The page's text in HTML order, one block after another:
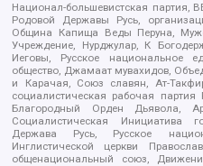
Национал-большевистская партия,
Родовой Державы Русь,
Община Капища Веды Перуна,
Учреждение, Нурджулар, К
Иеговы, Русское национальное
общество, Джамаат мувахидов,
и Карачая, Союз славян, Ат-
социалистическая рабочая
Благородный Орден Дьявола,
Социалистическая Инициатива
Держава Русь, Русское
Инглистической церкви
общенациональный союз,